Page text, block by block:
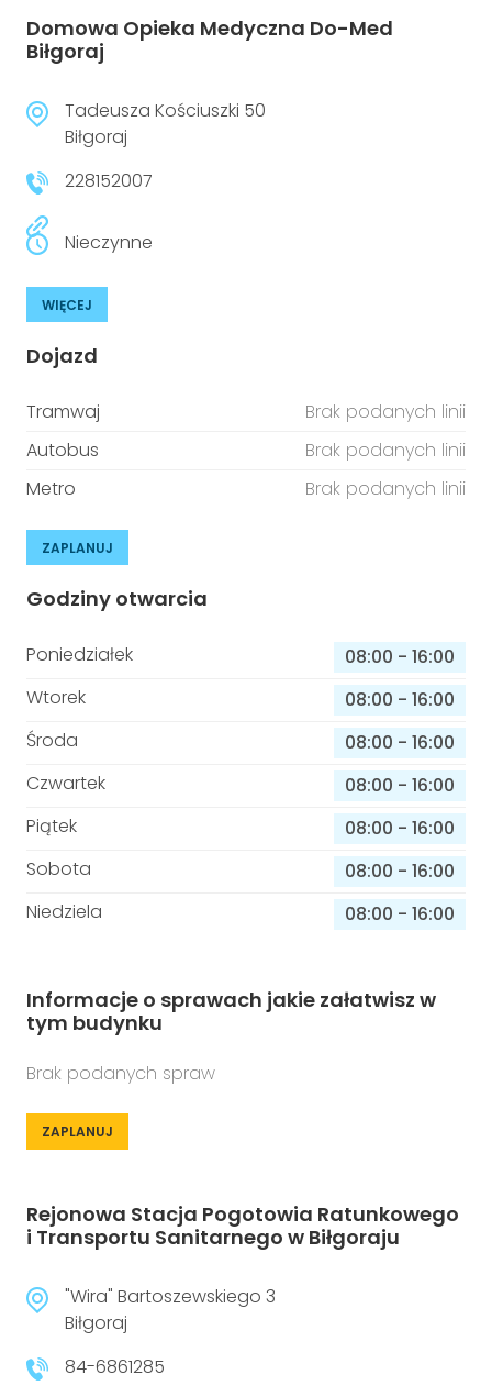
Domowa Opieka Medyczna Do-Med
Biłgoraj
Tadeusza Kościuszki 50
Biłgoraj
228152007
Nieczynne
WIĘCEJ
Dojazd
Tramwaj
Brak podanych linii
Autobus
Brak podanych linii
Metro
Brak podanych linii
ZAPLANUJ
Godziny otwarcia
Poniedziałek 08:00 - 16:00
Wtorek
08:00 - 16:00
Środa
08:00 - 16:00
Czwartek
08:00 - 16:00
Piątek
08:00 - 16:00
Sobota
08:00 - 16:00
Niedziela
08:00 - 16:00
Informacje o sprawach jakie załatwisz w
tym budynku
Brak podanych spraw
ZAPLANUJ
Rejonowa Stacja Pogotowia Ratunkowego
i Transportu Sanitarnego w Biłgoraju
"Wira" Bartoszewskiego 3
Biłgoraj
84-6861285